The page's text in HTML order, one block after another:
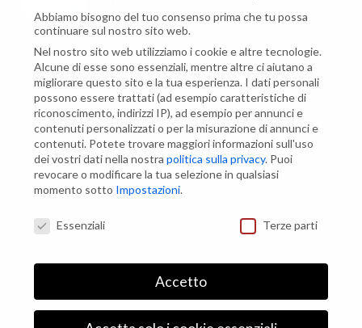
Modifica impostazione Cookies
Contatti
Via Maria Montessori, 21
00135 Roma (RM)
Tel e Fax: +39 06 3010409
Abbiamo bisogno del tuo consenso prima che tu possa
continuare sul nostro sito web.
Nel nostro sito web utilizziamo i cookie e altre tecnologie.
Alcune di esse sono essenziali, mentre altre ci aiutano a
migliorare questo sito e la tua esperienza. I dati personali
possono essere trattati (ad esempio caratteristiche di
riconoscimento, indirizzi IP), ad esempio per annunci e
contenuti personalizzati o per la misurazione di annunci e
contenuti. Potete trovare maggiori informazioni sull'uso
dei vostri dati nella nostra politica sulla privacy. Puoi
revocare o modificare la tua selezione in qualsiasi
momento sotto Impostazioni.
Essenziali
Terze parti
Accetto